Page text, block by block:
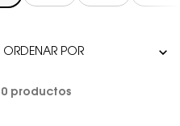
productos